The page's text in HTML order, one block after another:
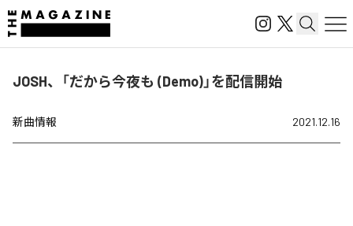
JOSH、「だから今夜も (Demo)」を配信開始
新曲情報 2021.12.16